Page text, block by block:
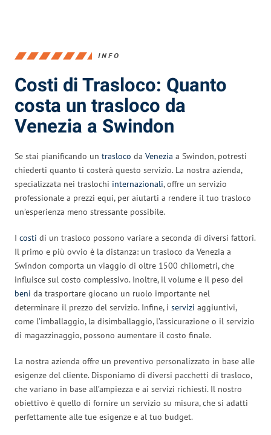
INFO
Costi di Trasloco: Quanto
costa un trasloco da
Venezia a Swindon
Se stai pianificando un trasloco da Venezia a Swindon, potresti
chiederti quanto ti costerà questo servizio. La nostra azienda,
specializzata nei traslochi internazionali, offre un servizio
professionale a prezzi equi, per aiutarti a rendere il tuo trasloco
un’esperienza meno stressante possibile.
I costi di un trasloco possono variare a seconda di diversi fattori.
Il primo e più ovvio è la distanza: un trasloco da Venezia a
Swindon comporta un viaggio di oltre 1500 chilometri, che
influisce sul costo complessivo. Inoltre, il volume e il peso dei
beni da trasportare giocano un ruolo importante nel
determinare il prezzo del servizio. Infine, i servizi aggiuntivi,
come l’imballaggio, la disimballaggio, l’assicurazione o il servizio
di magazzinaggio, possono aumentare il costo finale.
La nostra azienda offre un preventivo personalizzato in base alle
esigenze del cliente. Disponiamo di diversi pacchetti di trasloco,
che variano in base all’ampiezza e ai servizi richiesti. Il nostro
obiettivo è quello di fornire un servizio su misura, che si adatti
perfettamente alle tue esigenze e al tuo budget.